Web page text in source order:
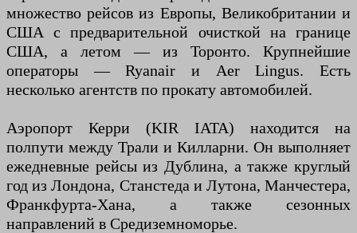
множество рейсов из Европы, Великобритании и
США с предварительной очисткой на границе
США, а летом — из Торонто. Крупнейшие
операторы — Ryanair и Aer Lingus. Есть
несколько агентств по прокату автомобилей.
Аэропорт Керри (KIR IATA) находится на
полпути между Трали и Килларни. Он выполняет
ежедневные рейсы из Дублина, а также круглый
год из Лондона, Станстеда и Лутона, Манчестера,
Франкфурта-Хана, а также сезонных
направлений в Средиземноморье.